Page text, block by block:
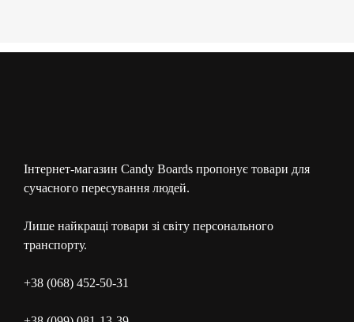
Інтернет-магазин Candy Boards пропонує товари для
сучасного пересування людей.
Лише найкращі товари зі світу персонального
транспорту.
+38 (068) 452-50-31